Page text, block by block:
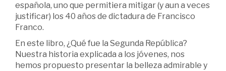
española, uno que permitiera mitigar (y aun a veces
justificar) los 40 años de dictadura de Francisco
Franco.
En este libro, ¿Qué fue la Segunda República?
Nuestra historia explicada a los jóvenes, nos
hemos propuesto presentar la belleza admirable y